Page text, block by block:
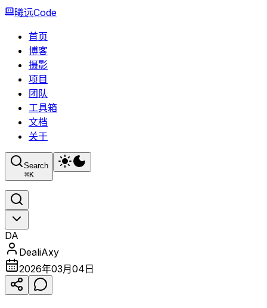
曦远Code
首页
博客
摄影
项目
团队
工具箱
文档
关于
Search
⌘K
DA
DealiAxy
2026年03月04日